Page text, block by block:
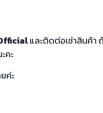
และติดต่อเช่าสินค้า
คะ
ค่ะ